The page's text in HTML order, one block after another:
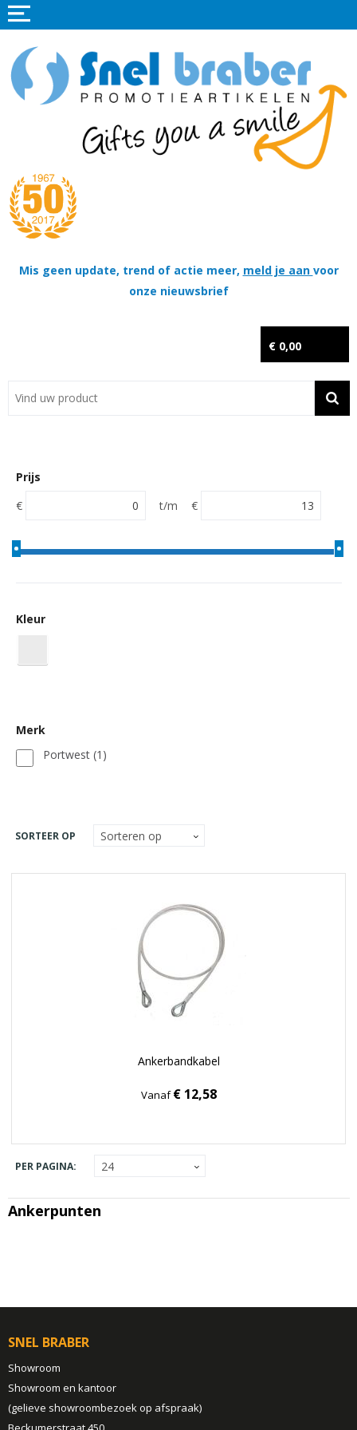
Mis geen update, trend of actie meer, meld je aan voor
onze nieuwsbrief
€ 0,00
Home
Promotieartikelen
Tassen
Thema's
Contact
Prijs
€
t/m €
Kleur
Merk
Portwest (1)
SORTEER OP
Ankerbandkabel
Vanaf€ 12,58
PER PAGINA:
Ankerpunten
SNEL BRABER
Showroom
Showroom en kantoor
(gelieve showroombezoek op afspraak)